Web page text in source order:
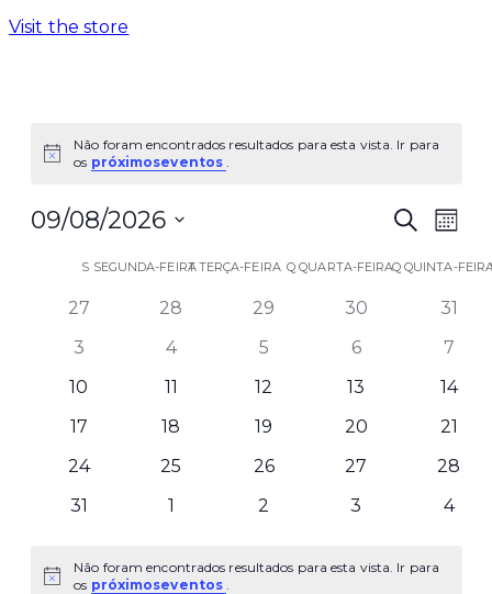
Visit the store
Aviso
Não foram encontrados resultados para esta vista. Ir para
os próximoseventos
de
de
Pesquisar
de
de
Mês
09/08/2026
Calendário
de
Eventos
S SEGUNDA-FEIRA
TTERÇA-FEIRA QQUARTA-FEIRAQ QUINTA-
27 28 29 30
31
3
4 5 6
7
10
11 12 13
14
17
18 19 20
21
24
25 26 27
28
31
1 2 3 4
Aviso
Não foram encontrados resultados para esta vista. Ir para
os próximoseventos